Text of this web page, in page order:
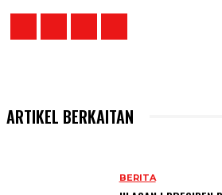
ARTIKEL BERKAITAN
BERITA